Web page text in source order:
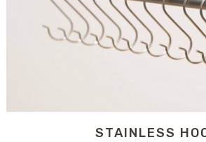
STAINLESS